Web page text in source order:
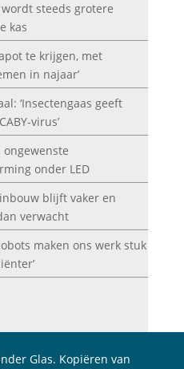
steeds grotere
kas
te krijgen, met
in najaar’
‘Insectengaas geeft
virus’
onder LED
blijft vaker en
verwacht
maken ons werk stuk
Glas. Kopiëren van